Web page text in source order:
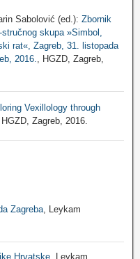
Sabolović (ed.): Zbornik
skupa »Simbol,
rat«, Zagreb, 31. listopada
2016.
, HGZD, Zagreb,
Vexillology through
, HGZD, Zagreb, 2016.
Zagreba , Leykam
Hrvatske, Leykam